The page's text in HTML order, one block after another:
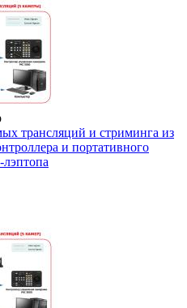
трансляций и стриминга из
и портативного